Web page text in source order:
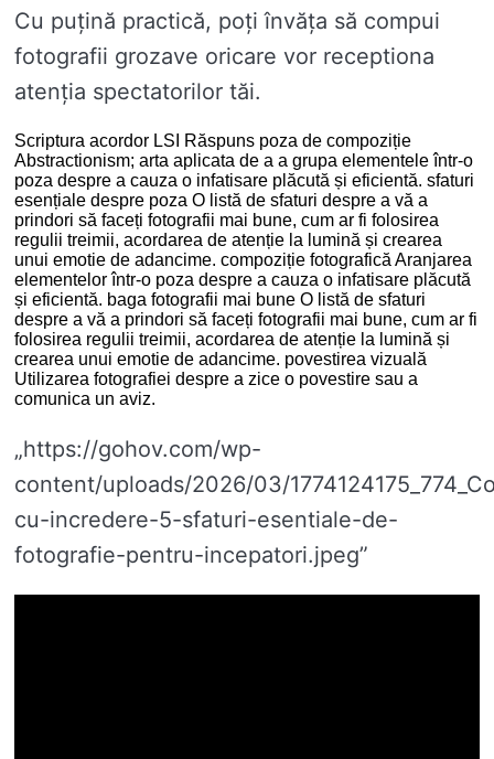
Cu puțină practică, poți învăța să compui
fotografii grozave oricare vor receptiona
atenția spectatorilor tăi.
Scriptura acordor LSI Răspuns poza de compoziție
Abstractionism; arta aplicata de a a grupa elementele într-o
poza despre a cauza o infatisare plăcută și eficientă. sfaturi
esențiale despre poza O listă de sfaturi despre a vă a
prindori să faceți fotografii mai bune, cum ar fi folosirea
regulii treimii, acordarea de atenție la lumină și crearea
unui emotie de adancime. compoziție fotografică Aranjarea
elementelor într-o poza despre a cauza o infatisare plăcută
și eficientă. baga fotografii mai bune O listă de sfaturi
despre a vă a prindori să faceți fotografii mai bune, cum ar fi
folosirea regulii treimii, acordarea de atenție la lumină și
crearea unui emotie de adancime. povestirea vizuală
Utilizarea fotografiei despre a zice o povestire sau a
comunica un aviz.
„https://gohov.com/wp-
content/uploads/2026/03/
cu-incredere-5-sfaturi-esentiale-de-
fotografie-pentru-incepatori.jpeg”